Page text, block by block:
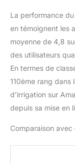
La performance
en témoignent les
moyenne de 4,8
des utilisateurs
En termes de
110ème rang
d’irrigation sur
depuis sa mise en
Comparaison avec